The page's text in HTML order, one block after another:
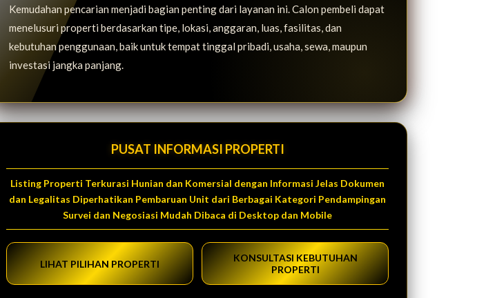
Kemudahan pencarian menjadi bagian penting dari layanan ini. Calon pembeli dapat
menelusuri properti berdasarkan tipe, lokasi, anggaran, luas, fasilitas, dan
kebutuhan penggunaan, baik untuk tempat tinggal pribadi, usaha, sewa, maupun
investasi jangka panjang.
PUSAT INFORMASI PROPERTI
Listing Properti Terkurasi Hunian dan Komersial dengan Informasi Jelas Dokumen
dan Legalitas Diperhatikan Pembaruan Unit dari Berbagai Kategori Pendampingan
Survei dan Negosiasi Mudah Dibaca di Desktop dan Mobile
LIHAT PILIHAN PROPERTI
KONSULTASI KEBUTUHAN
PROPERTI